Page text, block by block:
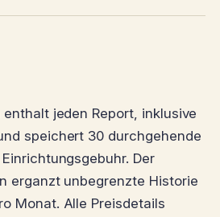
jeden Report, inklusive
speichert 30 durchgehende
Der
erganzt unbegrenzte Historie
Monat. Alle Preisdetails